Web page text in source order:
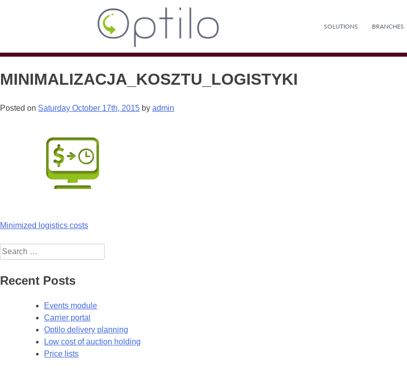
SOLUTIONS BRANCHES
MINIMALIZACJA_KOSZTU_LOGISTYKI
Posted on Saturday October 17th, 2015 by admin
Post
navigation
Minimized logistics costs
Search
for:
Recent Posts
Events module
Carrier portal
Optilo delivery planning
Low cost of auction holding
Price lists